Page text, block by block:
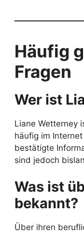
Häufig
Fragen
Wer ist
Liane Wetterney
häufig im
bestätigte
sind jedoch
Was ist
bekannt?
Über ihren